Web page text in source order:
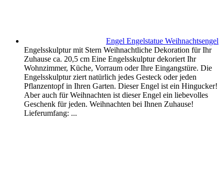
Engel Engelstatue Weihnachtsengel
Engelsskulptur mit Stern Weihnachtliche Dekoration für Ihr
Zuhause ca. 20,5 cm Eine Engelsskulptur dekoriert Ihr
Wohnzimmer, Küche, Vorraum oder Ihre Eingangstüre. Die
Engelsskulptur ziert natürlich jedes Gesteck oder jeden
Pflanzentopf in Ihren Garten. Dieser Engel ist ein Hingucker!
Aber auch für Weihnachten ist dieser Engel ein liebevolles
Geschenk für jeden. Weihnachten bei Ihnen Zuhause!
Lieferumfang: ...